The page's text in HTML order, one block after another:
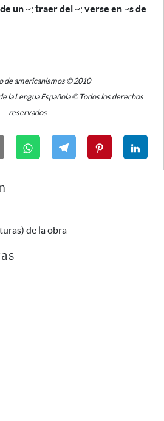
un ~; traer del ~; verse en ~s de
de americanismos © 2010
la Lengua Española © Todos los derechos
reservados
de la obra